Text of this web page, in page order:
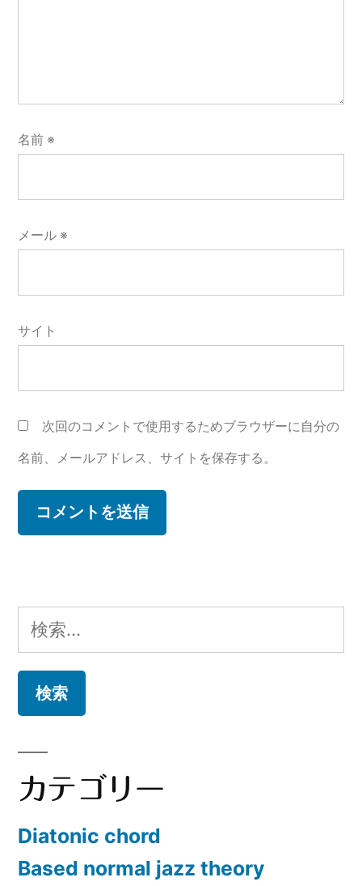
名前 ※
メール ※
サイト
次回のコメントで使用するためブラウザーに自分の
名前、メールアドレス、サイトを保存する。
検
索:
カテゴリー
Diatonic chord
Based normal jazz theory